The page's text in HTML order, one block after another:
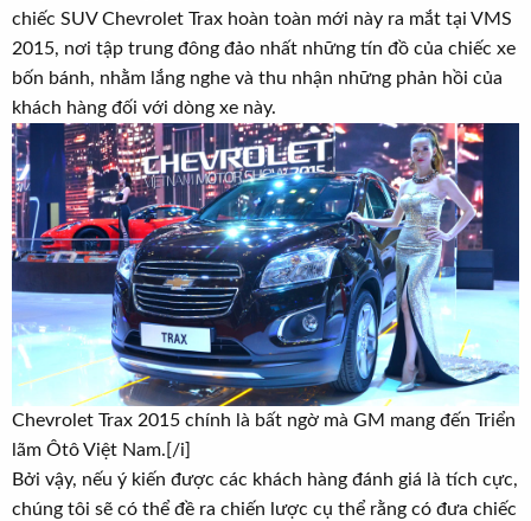
chiếc SUV Chevrolet Trax hoàn toàn mới này ra mắt tại VMS
2015, nơi tập trung đông đảo nhất những tín đồ của chiếc xe
bốn bánh, nhằm lắng nghe và thu nhận những phản hồi của
khách hàng đối với dòng xe này.
Chevrolet Trax 2015 chính là bất ngờ mà GM mang đến Triển
lãm Ôtô Việt Nam.[/i]
Bởi vậy, nếu ý kiến được các khách hàng đánh giá là tích cực,
chúng tôi sẽ có thể đề ra chiến lược cụ thể rằng có đưa chiếc